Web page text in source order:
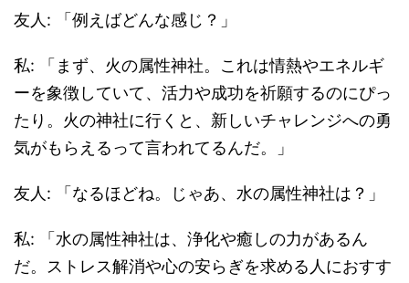
友人: 「例えばどんな感じ？」
私: 「まず、火の属性神社。これは情熱やエネルギ
ーを象徴していて、活力や成功を祈願するのにぴっ
たり。火の神社に行くと、新しいチャレンジへの勇
気がもらえるって言われてるんだ。」
友人: 「なるほどね。じゃあ、水の属性神社は？」
私: 「水の属性神社は、浄化や癒しの力があるん
だ。ストレス解消や心の安らぎを求める人におすす